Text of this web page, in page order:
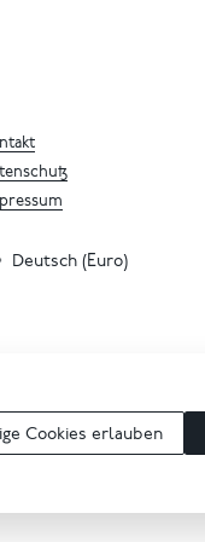
Deutsch (Euro)
Cookies erlauben